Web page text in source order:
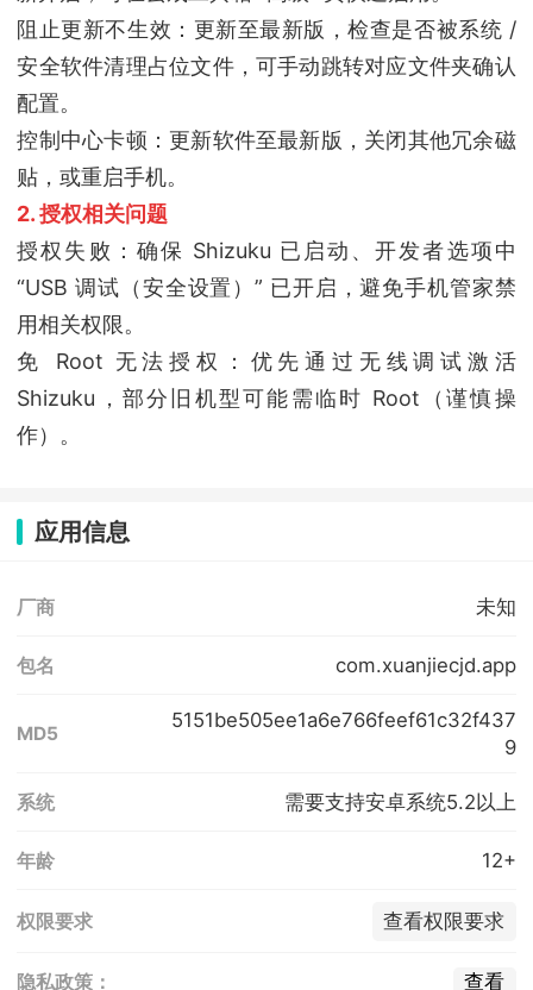
阻止更新不生效：更新至最新版，检查是否被系统 /
安全软件清理占位文件，可手动跳转对应文件夹确认
配置。
控制中心卡顿：更新软件至最新版，关闭其他冗余磁
贴，或重启手机。
2. 授权相关问题
授权失败：确保 Shizuku 已启动、开发者选项中
“USB 调试（安全设置）” 已开启，避免手机管家禁
用相关权限。
免 Root 无法授权：优先通过无线调试激活
Shizuku，部分旧机型可能需临时 Root（谨慎操
作）。
应用信息
厂商 未知
包名 com.xuanjiecjd.app
MD5
5151be505ee1a6e766feef61c32f437
9
系统 需要支持安卓系统5.2以上
年龄 12+
权限要求 查看权限要求
隐私政策： 查看